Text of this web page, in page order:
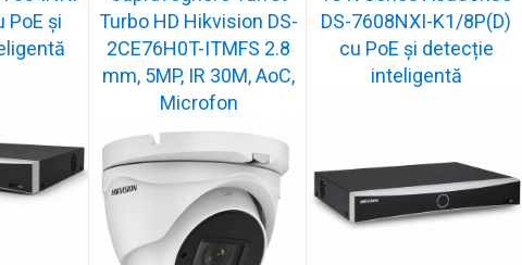
PoE și
Turbo HD Hikvision DS-
2CE76H0T-ITMFS 2.8
mm, 5MP, IR 30M, AoC,
Microfon
DS-7608NXI-K1/8P(D)
cu PoE și detecție
inteligentă